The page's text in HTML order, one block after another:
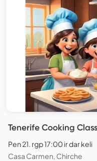
Tenerife Cooking
Pen 21. rgp 17:00 ir dar keli
Casa Carmen, Chirche